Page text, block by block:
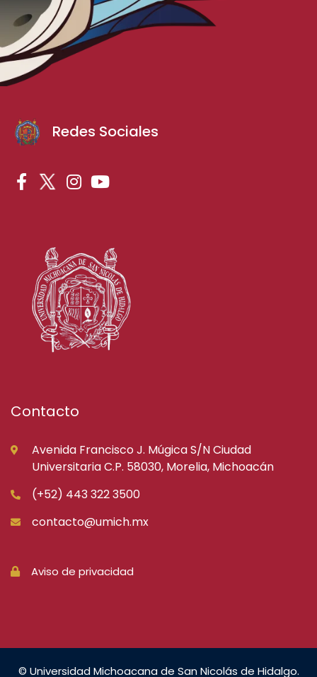
Redes Sociales
Contacto
Avenida Francisco J. Múgica S/N Ciudad
Universitaria C.P. 58030, Morelia, Michoacán
(+52) 443 322 3500
contacto@umich.mx
Aviso de privacidad
© Universidad Michoacana de San Nicolás de Hidalgo.